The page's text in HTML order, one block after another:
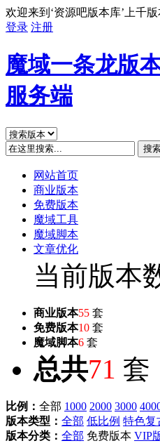
欢迎来到‘资源吧版本库’上千版
登录 注册
魔域一条龙版
服务端
搜
网站首页
商业版本
免费版本
魔域工具
魔域脚本
文章优化
当前版本
商业版本55 套
免费版本10 套
魔域脚本6 套
总共71 套
比例： 全部 1000 2000 3000
版本类型： 全部 低比例 特色复
版本分类： 全部 免费版本 VIP